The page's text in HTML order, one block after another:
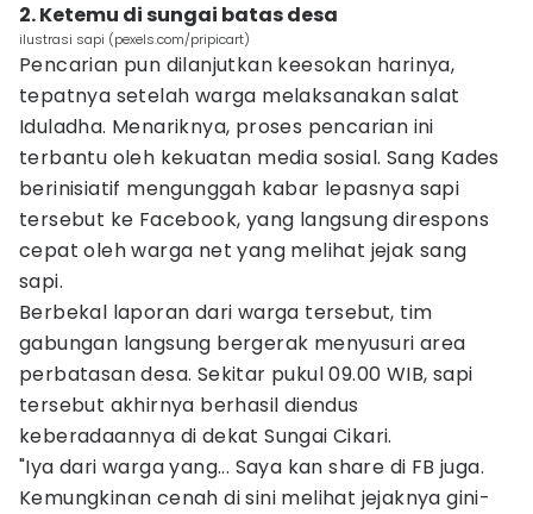
2. Ketemu di sungai batas desa
ilustrasi sapi (pexels.com/pripicart)
Pencarian pun dilanjutkan keesokan harinya,
tepatnya setelah warga melaksanakan salat
Iduladha. Menariknya, proses pencarian ini
terbantu oleh kekuatan media sosial. Sang Kades
berinisiatif mengunggah kabar lepasnya sapi
tersebut ke Facebook, yang langsung direspons
cepat oleh warga net yang melihat jejak sang
sapi.
Berbekal laporan dari warga tersebut, tim
gabungan langsung bergerak menyusuri area
perbatasan desa. Sekitar pukul 09.00 WIB, sapi
tersebut akhirnya berhasil diendus
keberadaannya di dekat Sungai Cikari.
"Iya dari warga yang... Saya kan share di FB juga.
Kemungkinan cenah di sini melihat jejaknya gini-